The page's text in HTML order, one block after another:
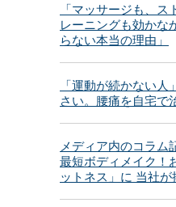
「マッサージも、ス
レーニングも効かな
らない本当の理由」
「運動が続かない
さい。腰痛を自宅で
メディア内のコラム
最短ボディメイク！
ットネス」に 当社が